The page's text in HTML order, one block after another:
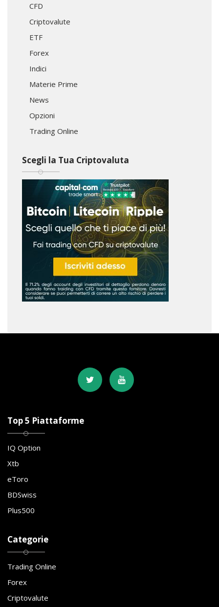
CFD
Criptovalute
ETF
Forex
Indici
Materie Prime
News
Opzioni
Trading Online
Scegli la Tua Criptovaluta
Top 5 Piattaforme
IQ Option
Xtb
eToro
BDSwiss
Plus500
Categorie
Trading Online
Forex
Criptovalute